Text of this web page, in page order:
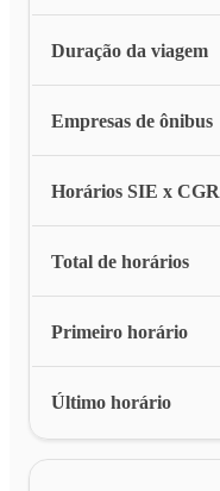
Duração da viagem
Empresas de ônibus
Horários SIE x CGR
Total de horários
Primeiro horário
Último horário